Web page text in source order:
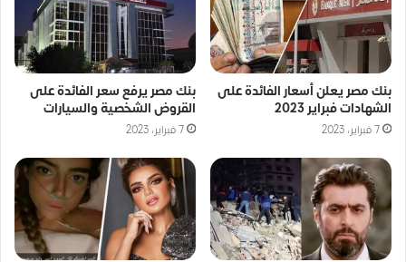
بنك مصر يعلن أسعار الفائدة على
الشهادات فبراير 2023
7 فبراير، 2023
بنك مصر يرفع سعر الفائدة على
القروض الشخصية والسيارات
7 فبراير، 2023